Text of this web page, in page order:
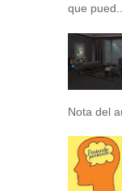
que pued...
Nota del